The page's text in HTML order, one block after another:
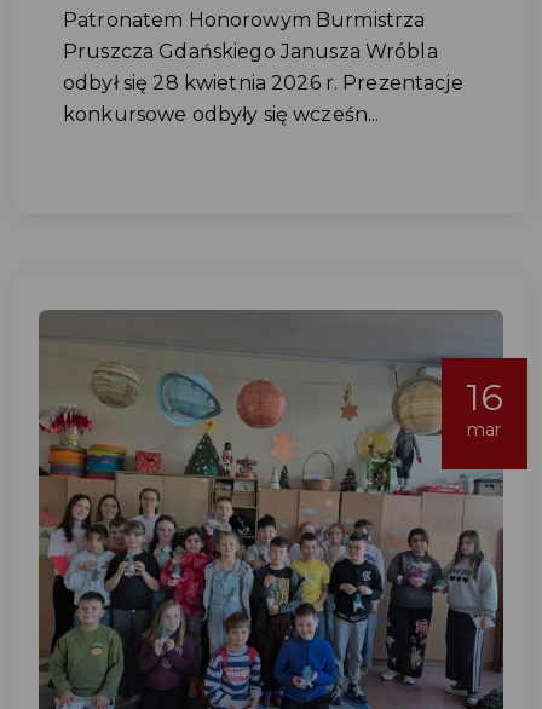
Patronatem Honorowym Burmistrza
Pruszcza Gdańskiego Janusza Wróbla
odbył się 28 kwietnia 2026 r. Prezentacje
konkursowe odbyły się wcześn...
16
mar